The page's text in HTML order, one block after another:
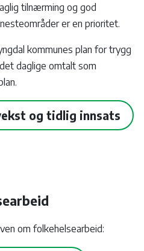
tilnærming og god
er en prioritet.
kommunes plan for trygg
daglige omtalt som
og tidlig innsats
om folkehelsearbeid: